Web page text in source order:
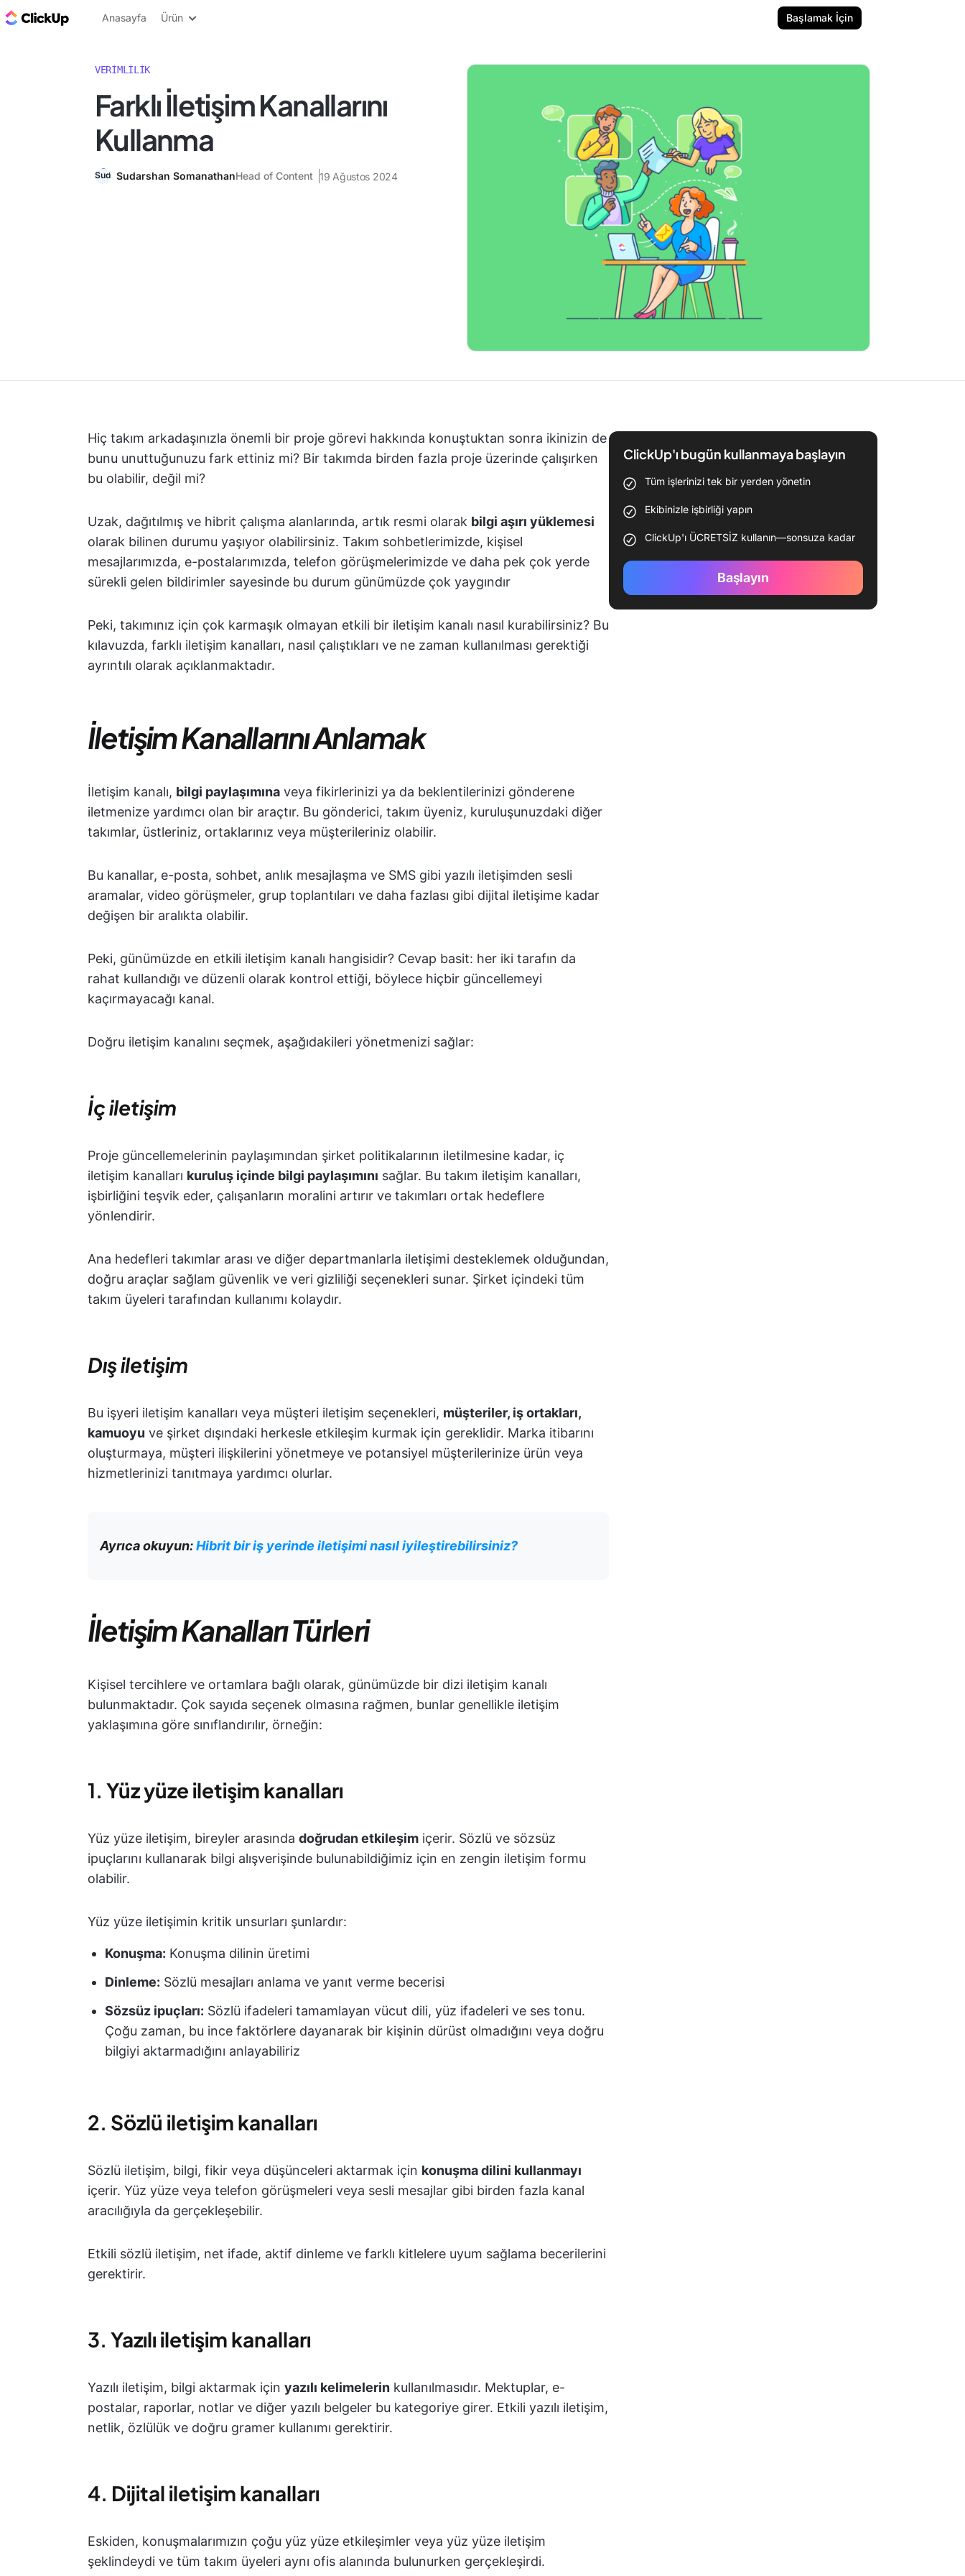
ClickUp Blog
Anasayfa Ürün Başlamak İçin
VERIMLILIK
Farklı İletişim Kanallarını
Kullanma
Sudarshan SomanathanHead of Content 19 Ağustos 2024
Hiç takım arkadaşınızla önemli bir proje görevi hakkında konuştuktan sonra ikinizin de
bunu unuttuğunuzu fark ettiniz mi? Bir takımda birden fazla proje üzerinde çalışırken
bu olabilir, değil mi?
Uzak, dağıtılmış ve hibrit çalışma alanlarında, artık resmi olarak bilgi aşırı yüklemesi
olarak bilinen durumu yaşıyor olabilirsiniz. Takım sohbetlerimizde, kişisel
mesajlarımızda, e-postalarımızda, telefon görüşmelerimizde ve daha pek çok yerde
sürekli gelen bildirimler sayesinde bu durum günümüzde çok yaygındır
Peki, takımınız için çok karmaşık olmayan etkili bir iletişim kanalı nasıl kurabilirsiniz? Bu
kılavuzda, farklı iletişim kanalları, nasıl çalıştıkları ve ne zaman kullanılması gerektiği
ayrıntılı olarak açıklanmaktadır.
İletişim Kanallarını Anlamak
İletişim kanalı, bilgi paylaşımına veya fikirlerinizi ya da beklentilerinizi gönderene
iletmenize yardımcı olan bir araçtır. Bu gönderici, takım üyeniz, kuruluşunuzdaki diğer
takımlar, üstleriniz, ortaklarınız veya müşterileriniz olabilir.
Bu kanallar, e-posta, sohbet, anlık mesajlaşma ve SMS gibi yazılı iletişimden sesli
aramalar, video görüşmeler, grup toplantıları ve daha fazlası gibi dijital iletişime kadar
değişen bir aralıkta olabilir.
Peki, günümüzde en etkili iletişim kanalı hangisidir? Cevap basit: her iki tarafın da
rahat kullandığı ve düzenli olarak kontrol ettiği, böylece hiçbir güncellemeyi
kaçırmayacağı kanal.
Doğru iletişim kanalını seçmek, aşağıdakileri yönetmenizi sağlar:
İç iletişim
Proje güncellemelerinin paylaşımından şirket politikalarının iletilmesine kadar, iç
iletişim kanalları kuruluş içinde bilgi paylaşımını sağlar. Bu takım iletişim kanalları,
işbirliğini teşvik eder, çalışanların moralini artırır ve takımları ortak hedeflere
yönlendirir.
Ana hedefleri takımlar arası ve diğer departmanlarla iletişimi desteklemek olduğundan,
doğru araçlar sağlam güvenlik ve veri gizliliği seçenekleri sunar. Şirket içindeki tüm
takım üyeleri tarafından kullanımı kolaydır.
Dış iletişim
Bu işyeri iletişim kanalları veya müşteri iletişim seçenekleri, müşteriler, iş ortakları,
kamuoyu ve şirket dışındaki herkesle etkileşim kurmak için gereklidir. Marka itibarını
oluşturmaya, müşteri ilişkilerini yönetmeye ve potansiyel müşterilerinize ürün veya
hizmetlerinizi tanıtmaya yardımcı olurlar.
Ayrıca okuyun:Hibrit bir iş yerinde iletişimi nasıl iyileştirebilirsiniz?
İletişim Kanalları Türleri
Kişisel tercihlere ve ortamlara bağlı olarak, günümüzde bir dizi iletişim kanalı
bulunmaktadır. Çok sayıda seçenek olmasına rağmen, bunlar genellikle iletişim
yaklaşımına göre sınıflandırılır, örneğin:
1. Yüz yüze iletişim kanalları
Yüz yüze iletişim, bireyler arasında doğrudan etkileşim içerir. Sözlü ve sözsüz
ipuçlarını kullanarak bilgi alışverişinde bulunabildiğimiz için en zengin iletişim formu
olabilir.
Yüz yüze iletişimin kritik unsurları şunlardır:
Konuşma: Konuşma dilinin üretimi
Dinleme: Sözlü mesajları anlama ve yanıt verme becerisi
Sözsüz ipuçları: Sözlü ifadeleri tamamlayan vücut dili, yüz ifadeleri ve ses tonu.
Çoğu zaman, bu ince faktörlere dayanarak bir kişinin dürüst olmadığını veya doğru
bilgiyi aktarmadığını anlayabiliriz
2. Sözlü iletişim kanalları
Sözlü iletişim, bilgi, fikir veya düşünceleri aktarmak için konuşma dilini kullanmayı
içerir. Yüz yüze veya telefon görüşmeleri veya sesli mesajlar gibi birden fazla kanal
aracılığıyla da gerçekleşebilir.
Etkili sözlü iletişim, net ifade, aktif dinleme ve farklı kitlelere uyum sağlama becerilerini
gerektirir.
3. Yazılı iletişim kanalları
Yazılı iletişim, bilgi aktarmak için yazılı kelimelerin kullanılmasıdır. Mektuplar, e-
postalar, raporlar, notlar ve diğer yazılı belgeler bu kategoriye girer. Etkili yazılı iletişim,
netlik, özlülük ve doğru gramer kullanımı gerektirir.
4. Dijital iletişim kanalları
Eskiden, konuşmalarımızın çoğu yüz yüze etkileşimler veya yüz yüze iletişim
şeklindeydi ve tüm takım üyeleri aynı ofis alanında bulunurken gerçekleşirdi.
ClickUp'ı bugün kullanmaya başlayın
Tüm işlerinizi tek bir yerden yönetin
Ekibinizle işbirliği yapın
ClickUp'ı ÜCRETSİZ kullanın—sonsuza kadar
Başlayın